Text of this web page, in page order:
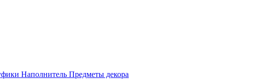
Наполнитель Предметы декора